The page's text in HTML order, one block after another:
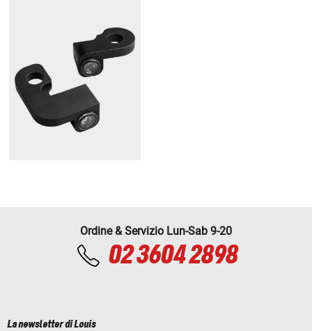
Ordine & Servizio Lun-Sab 9-20
02 3604 2898
La newsletter di Louis